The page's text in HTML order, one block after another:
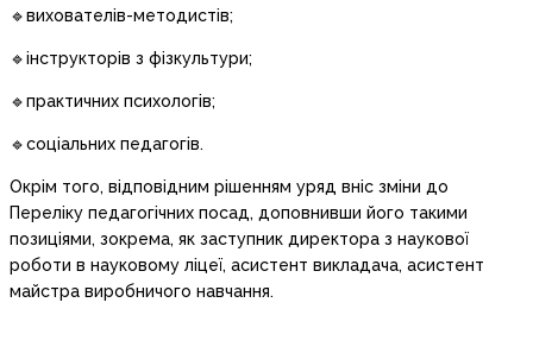
🔹вихователів-методистів;
🔹інструкторів з фізкультури;
🔹практичних психологів;
🔹соціальних педагогів.
Окрім того, відповідним рішенням уряд вніс зміни до
Переліку педагогічних посад, доповнивши його такими
позиціями, зокрема, як заступник директора з наукової
роботи в науковому ліцеї, асистент викладача, асистент
майстра виробничого навчання.